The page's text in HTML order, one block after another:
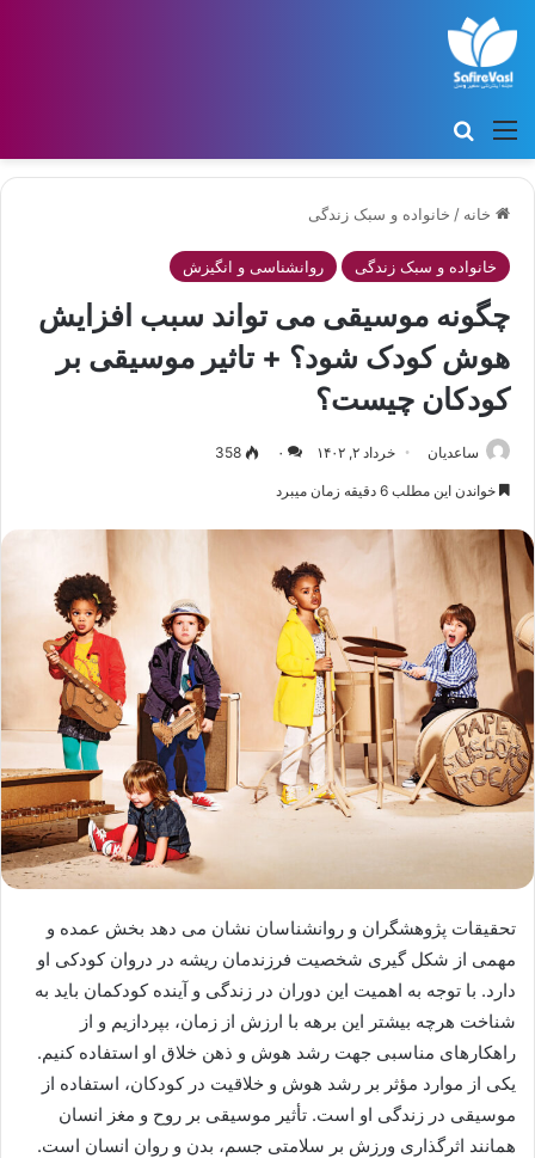
منو
خانه / خانواده و سبک زندگی
خانواده و سبک زندگی روانشناسی و انگیزش
چگونه موسیقی می تواند سبب افزایش
هوش کودک شود؟ + تاثیر موسیقی بر
کودکان چیست؟
ساعدیان خرداد ۲, ۱۴۰۲ ۰ 358
خواندن این مطلب 6 دقیقه زمان میبرد
تحقیقات پژوهشگران و روانشناسان نشان می دهد بخش عمده و
مهمی از شکل گیری شخصیت فرزندمان ریشه در دروان کودکی او
دارد. با توجه به اهمیت این دوران در زندگی و آینده کودکمان باید به
شناخت هرچه بیشتر این برهه با ارزش از زمان، بپردازیم و از
راهکارهای مناسبی جهت رشد هوش و ذهن خلاق او استفاده کنیم.
یکی از موارد مؤثر بر رشد هوش و خلاقیت در کودکان، استفاده از
موسیقی در زندگی او است. تأثیر موسیقی بر روح و مغز انسان
همانند اثرگذاری ورزش بر سلامتی جسم، بدن و روان انسان است.